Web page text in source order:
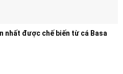
nhất được chế biến từ cá Basa